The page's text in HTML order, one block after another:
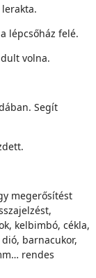
lépcsőház felé.
volna.
Segít
megerősítést
kelbimbó, cékla,
barnacukor,
rendes